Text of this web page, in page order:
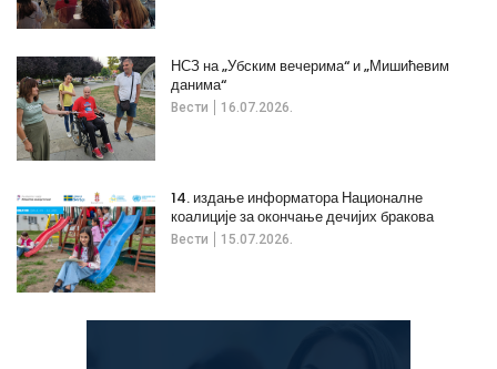
Вести 16.07.2026.
НСЗ на „Убским вечерима“ и „Мишићевим
данима“
Вести 15.07.2026.
14. издање информатора Националне
коалиције за окончање дечијих бракова